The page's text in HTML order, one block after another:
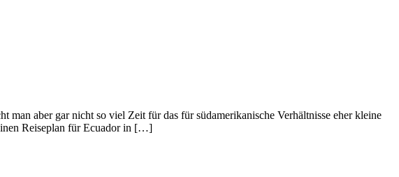
man aber gar nicht so viel Zeit für das für südamerikanische Verhältnisse eher kleine
Reiseplan für Ecuador in […]